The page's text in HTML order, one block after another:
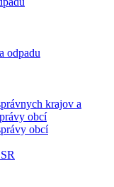
odpadu
krajov a
obcí
obcí